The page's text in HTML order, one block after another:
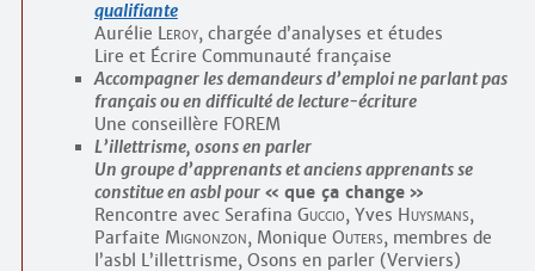
qualifiante
Aurélie Leroy, chargée d’analyses et études
Lire et Écrire Communauté française
Accompagner les demandeurs d’emploi ne parlant pas
français ou en difficulté de lecture-écriture
Une conseillère FOREM
L’illettrisme, osons en parler
Un groupe d’apprenants et anciens apprenants se
constitue en asbl pour
que ça change
Rencontre avec Serafina Guccio, Yves Huysmans,
Parfaite Mignonzon, Monique Outers, membres de
l’asbl L’illettrisme, Osons en parler (Verviers)